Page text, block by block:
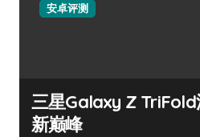
安卓评测
三星Galaxy Z
新巅峰